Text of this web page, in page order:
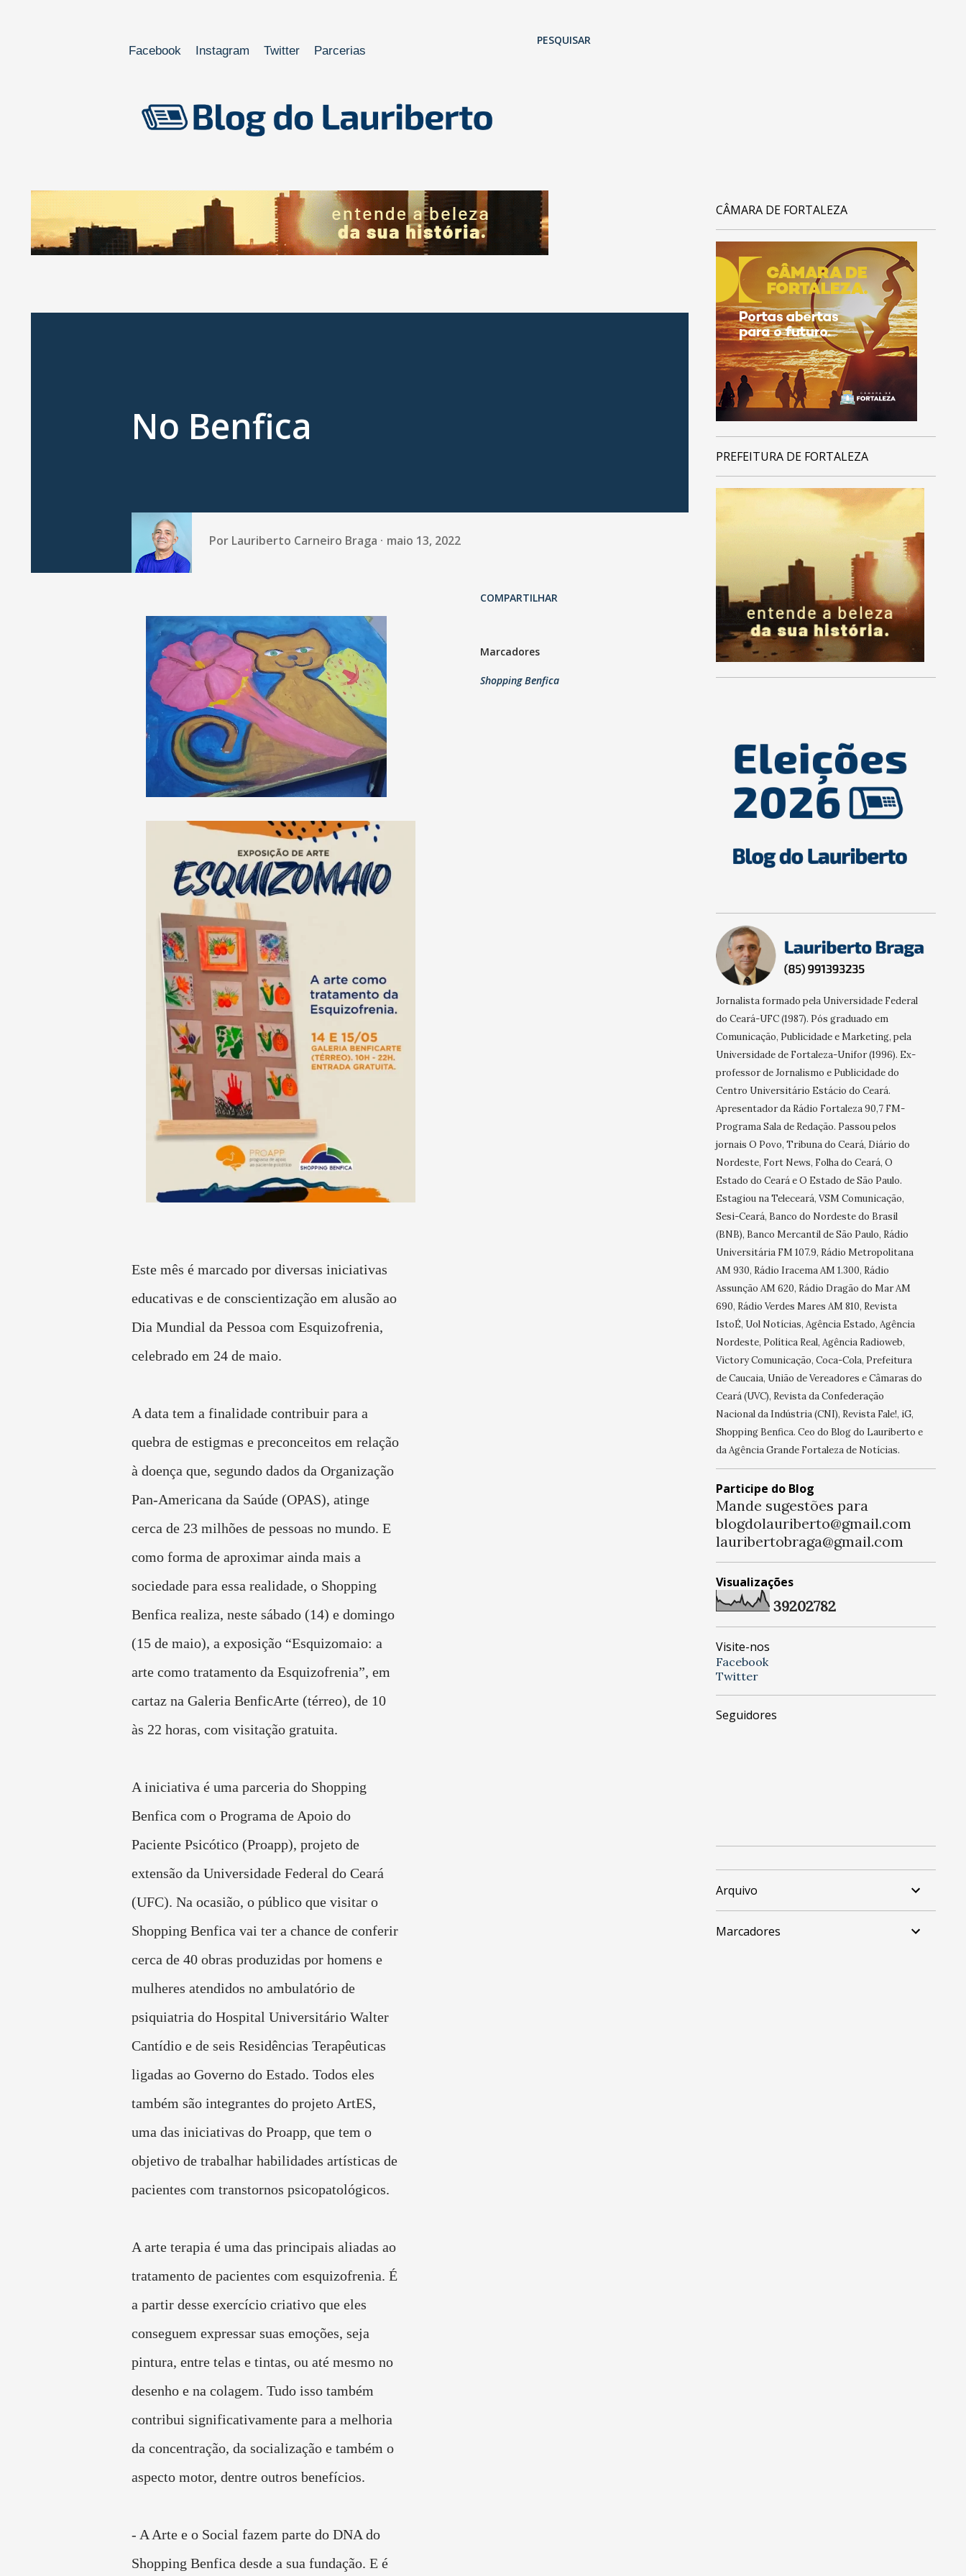
Facebook Instagram Twitter Parcerias
PESQUISAR
No Benfica
Por Lauriberto Carneiro Braga maio 13, 2022
Este mês é marcado por diversas iniciativas
educativas e de conscientização em alusão ao
Dia Mundial da Pessoa com Esquizofrenia,
celebrado em 24 de maio.
A data tem a finalidade contribuir para a
quebra de estigmas e preconceitos em relação
à doença que, segundo dados da Organização
Pan-Americana da Saúde (OPAS), atinge
cerca de 23 milhões de pessoas no mundo. E
como forma de aproximar ainda mais a
sociedade para essa realidade, o Shopping
Benfica realiza, neste sábado (14) e domingo
(15 de maio), a exposição “Esquizomaio: a
arte como tratamento da Esquizofrenia”, em
cartaz na Galeria BenficArte (térreo), de 10
às 22 horas, com visitação gratuita.
A iniciativa é uma parceria do Shopping
Benfica com o Programa de Apoio do
Paciente Psicótico (Proapp), projeto de
extensão da Universidade Federal do Ceará
(UFC). Na ocasião, o público que visitar o
Shopping Benfica vai ter a chance de conferir
cerca de 40 obras produzidas por homens e
mulheres atendidos no ambulatório de
psiquiatria do Hospital Universitário Walter
Cantídio e de seis Residências Terapêuticas
ligadas ao Governo do Estado. Todos eles
também são integrantes do projeto ArtES,
uma das iniciativas do Proapp, que tem o
objetivo de trabalhar habilidades artísticas de
pacientes com transtornos psicopatológicos.
A arte terapia é uma das principais aliadas ao
tratamento de pacientes com esquizofrenia. É
a partir desse exercício criativo que eles
conseguem expressar suas emoções, seja
pintura, entre telas e tintas, ou até mesmo no
desenho e na colagem. Tudo isso também
contribui significativamente para a melhoria
da concentração, da socialização e também o
aspecto motor, dentre outros benefícios.
- A Arte e o Social fazem parte do DNA do
Shopping Benfica desde a sua fundação. E é
COMPARTILHAR
Marcadores
Shopping Benfica
CÂMARA DE FORTALEZA
PREFEITURA DE FORTALEZA
Jornalista formado pela Universidade Federal
do Ceará-UFC (1987). Pós graduado em
Comunicação, Publicidade e Marketing, pela
Universidade de Fortaleza-Unifor (1996). Ex-
professor de Jornalismo e Publicidade do
Centro Universitário Estácio do Ceará.
Apresentador da Rádio Fortaleza 90,7 FM-
Programa Sala de Redação. Passou pelos
jornais O Povo, Tribuna do Ceará, Diário do
Nordeste, Fort News, Folha do Ceará, O
Estado do Ceará e O Estado de São Paulo.
Estagiou na Teleceará, VSM Comunicação,
Sesi-Ceará, Banco do Nordeste do Brasil
(BNB), Banco Mercantil de São Paulo, Rádio
Universitária FM 107.9, Rádio Metropolitana
AM 930, Rádio Iracema AM 1.300, Rádio
Assunção AM 620, Rádio Dragão do Mar AM
690, Rádio Verdes Mares AM 810, Revista
IstoÉ, Uol Notícias, Agência Estado, Agência
Nordeste, Política Real, Agência Radioweb,
Victory Comunicação, Coca-Cola, Prefeitura
de Caucaia, União de Vereadores e Câmaras do
Ceará (UVC), Revista da Confederação
Nacional da Indústria (CNI), Revista Fale!, iG,
Shopping Benfica. Ceo do Blog do Lauriberto e
da Agência Grande Fortaleza de Notícias.
Participe do Blog
Mande sugestões para
blogdolauriberto@gmail.com
lauribertobraga@gmail.com
Visualizações
39202782
Visite-nos
Facebook
Twitter
Seguidores
Arquivo
Marcadores